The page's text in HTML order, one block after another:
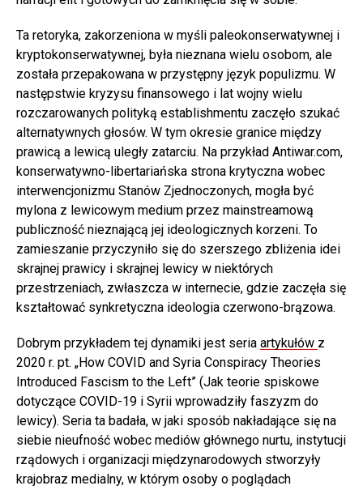
Ta retoryka, zakorzeniona w myśli paleokonserwatywnej i
kryptokonserwatywnej, była nieznana wielu osobom, ale
została przepakowana w przystępny język populizmu. W
następstwie kryzysu finansowego i lat wojny wielu
rozczarowanych polityką establishmentu zaczęło szukać
alternatywnych głosów. W tym okresie granice między
prawicą a lewicą uległy zatarciu. Na przykład Antiwar.com,
konserwatywno-libertariańska strona krytyczna wobec
interwencjonizmu Stanów Zjednoczonych, mogła być
mylona z lewicowym medium przez mainstreamową
publiczność nieznającą jej ideologicznych korzeni. To
zamieszanie przyczyniło się do szerszego zbliżenia idei
skrajnej prawicy i skrajnej lewicy w niektórych
przestrzeniach, zwłaszcza w internecie, gdzie zaczęła się
kształtować synkretyczna ideologia czerwono-brązowa.
Dobrym przykładem tej dynamiki jest seria artykułów z
2020 r. pt. „How COVID and Syria Conspiracy Theories
Introduced Fascism to the Left” (Jak teorie spiskowe
dotyczące COVID-19 i Syrii wprowadziły faszyzm do
lewicy). Seria ta badała, w jaki sposób nakładające się na
siebie nieufność wobec mediów głównego nurtu, instytucji
rządowych i organizacji międzynarodowych stworzyły
krajobraz medialny, w którym osoby o poglądach